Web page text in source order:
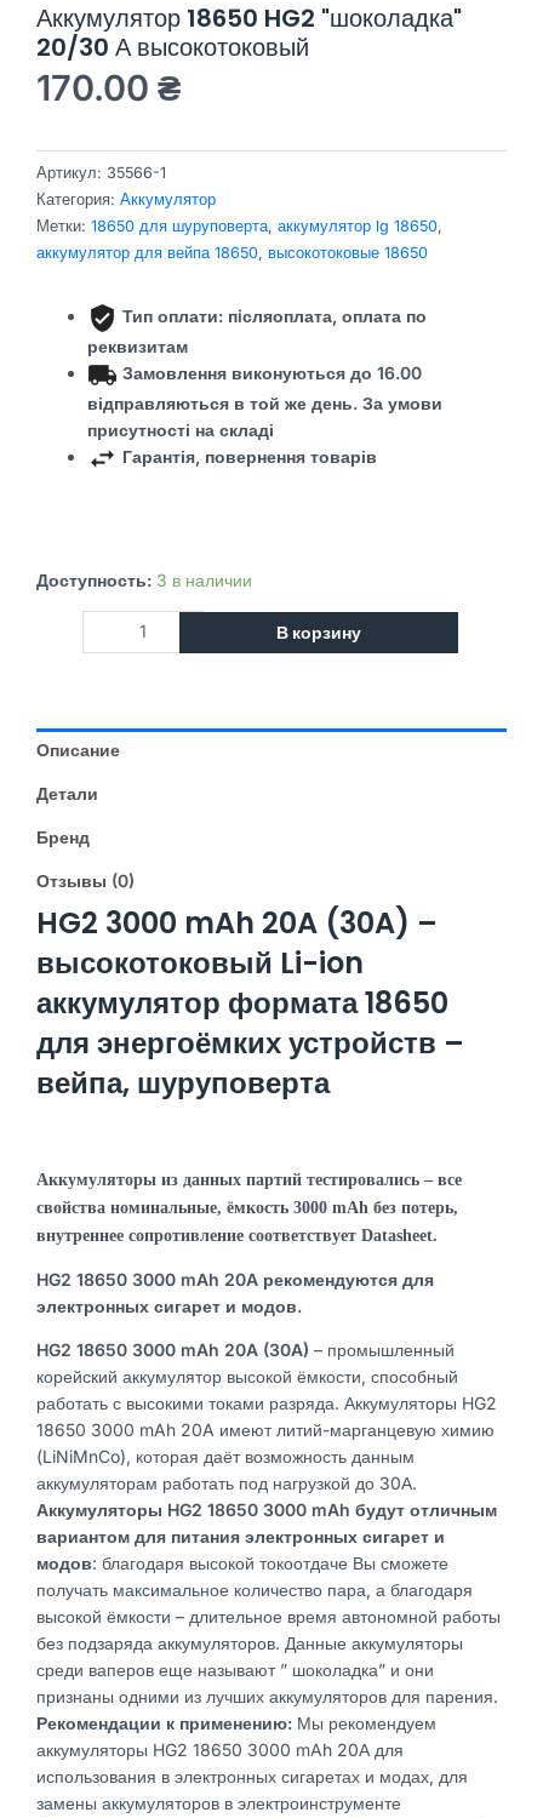
Аккумулятор 18650 HG2 "шоколадка"
20/30 А высокотоковый
170.00 ₴
Артикул: 35566-1
Категория: Аккумулятор
Метки: 18650 для шуруповерта аккумулятор lg 18650
аккумулятор для вейпа 18650 высокотоковые 18650
Тип оплати: пiсляоплата, оплата по
реквизитам
Замовлення виконуються до 16.00
відправляються в той же день. За умови
присутності на складі
Гарантія, повернення товарів
Доступность: 3 в наличии
Количество
18650
20/30
высокотоковый
В корзину
Описание
Детали
Бренд
Отзывы (0)
HG2 3000 mAh 20A (30A) –
высокотоковый Li-ion
аккумулятор формата 18650
для энергоёмких устройств –
вейпа, шуруповерта
Аккумуляторы из данных партий тестировались – все
свойства номинальные, ёмкость 3000 mAh без потерь,
внутреннее сопротивление соответствует Datasheet.
HG2 18650 3000 mAh 20A рекомендуются для
электронных сигарет и модов.
HG2 18650 3000 mAh 20A (30A) – промышленный
корейский аккумулятор высокой ёмкости, способный
работать с высокими токами разряда. Аккумуляторы HG2
18650 3000 mAh 20A имеют литий-марганцевую химию
(LiNiMnCo), которая даёт возможность данным
аккумуляторам работать под нагрузкой до 30А.
Аккумуляторы HG2 18650 3000 mAh будут отличным
вариантом для питания электронных сигарет и
модов: благодаря высокой токоотдаче Вы сможете
получать максимальное количество пара, а благодаря
высокой ёмкости – длительное время автономной работы
без подзаряда аккумуляторов. Данные аккумуляторы
среди ваперов еще называют ” шоколадка” и они
признаны одними из лучших аккумуляторов для парения.
Рекомендации к применению: Мы рекомендуем
аккумуляторы HG2 18650 3000 mAh 20А для
использования в электронных сигаретах и модах, для
замены аккумуляторов в электроинструменте